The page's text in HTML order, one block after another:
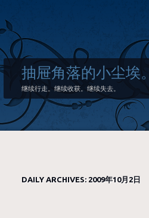
抽屉角落的小尘埃。
继续行走。继续收获。继续失去。
DAILY ARCHIVES: 2009年10月2日